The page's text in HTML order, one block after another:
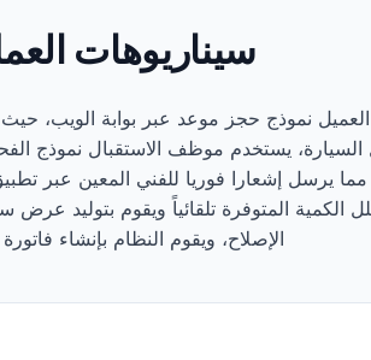
سيناريوهات
العميل نموذج حجز موعد عبر بوابة الويب،
يستخدم موظف الاستقبال نموذج
يرسل إشعارا فوريا للفني المعين عبر
المتوفرة تلقائياً ويقوم بتوليد
الإصلاح، ويقوم النظام بإنشاء فاتورة PDF تلقائية وتحديث تاريخ صيانة المركبة للرجوع إليه مستقبلاً.